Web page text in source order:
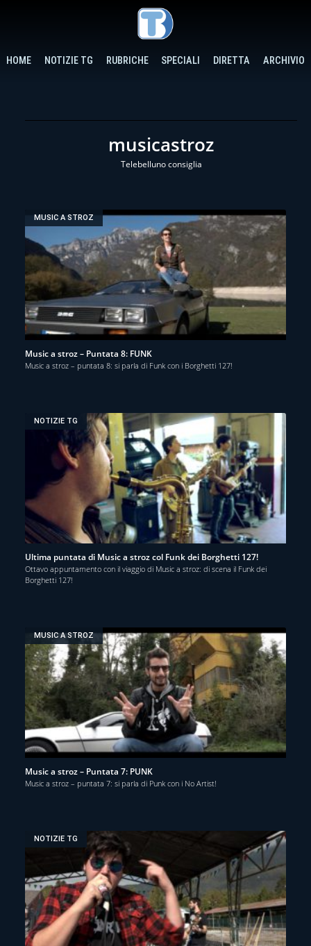
HOME NOTIZIE TG RUBRICHE SPECIALI DIRETTA ARCHIVIO
musicastroz
Telebelluno consiglia
MUSIC A STROZ
Music a stroz – Puntata 8: FUNK
Music a stroz – puntata 8: si parla di Funk con i Borghetti 127!
NOTIZIE TG
Ultima puntata di Music a stroz col Funk dei Borghetti 127!
Ottavo appuntamento con il viaggio di Music a stroz: di scena il Funk dei
Borghetti 127!
MUSIC A STROZ
Music a stroz – Puntata 7: PUNK
Music a stroz – puntata 7: si parla di Punk con i No Artist!
NOTIZIE TG